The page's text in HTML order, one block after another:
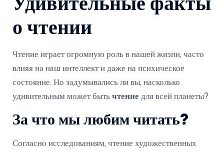
Удивительные факты
о чтении
Чтение играет огромную роль в нашей жизни, часто
влияя на наш интеллект и даже на психическое
состояние. Но задумывались ли вы, насколько
удивительным может быть чтение для всей планеты?
За что мы любим читать?
Согласно исследованиям, чтение художественных